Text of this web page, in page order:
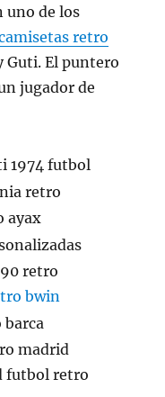
uno de los
retro
Guti. El puntero
jugador de